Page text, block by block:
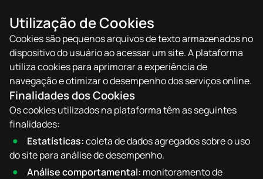
Utilização de Cookies
Cookies são pequenos arquivos de texto armazenados no
dispositivo do usuário ao acessar um site. A plataforma
utiliza cookies para aprimorar a experiência de
navegação e otimizar o desempenho dos serviços online.
Finalidades dos Cookies
Os cookies utilizados na plataforma têm as seguintes
finalidades:
Estatísticas:coleta de dados agregados sobre o uso
do site para análise de desempenho.
Análise comportamental: monitoramento de